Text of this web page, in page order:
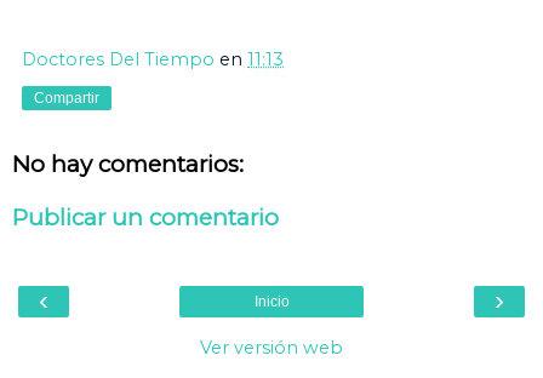
Doctores Del Tiempo en 11:13
Compartir
No hay comentarios:
Publicar un comentario
‹ ›
Inicio
Ver versión web